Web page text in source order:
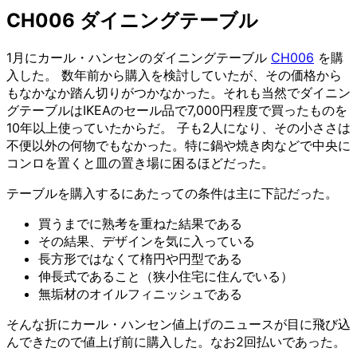
CH006 ダイニングテーブル
1月にカール・ハンセンのダイニングテーブル CH006 を購
入した。 数年前から購入を検討していたが、その価格から
もなかなか踏ん切りがつかなかった。それも当然でダイニン
グテーブルはIKEAのセール品で7,000円程度で買ったものを
10年以上使っていたからだ。 子も2人になり、その小ささは
不便以外の何物でもなかった。特に鍋や焼き肉などで中央に
コンロを置くと皿の置き場に困るほどだった。
テーブルを購入するにあたっての条件は主に下記だった。
買うまでに熟考を重ねた結果である
その結果、デザインを気に入っている
長方形ではなくて楕円や円型である
伸長式であること（狭小住宅に住んでいる）
無垢材のオイルフィニッシュである
そんな折にカール・ハンセン値上げのニュースが目に飛び込
んできたので値上げ前に購入した。なお2回払いであった。